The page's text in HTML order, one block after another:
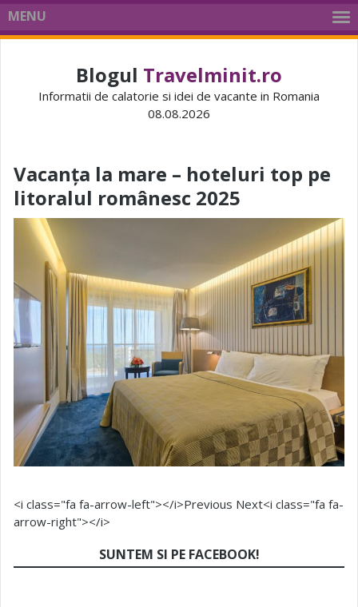
MENU
Blogul Travelminit.ro
Informatii de calatorie si idei de vacante in Romania
08.08.2026
Vacanța la mare – hoteluri top pe
litoralul românesc 2025
<i class="fa fa-arrow-left"></i>Previous Next<i class="fa fa-
arrow-right"></i>
SUNTEM SI PE FACEBOOK!